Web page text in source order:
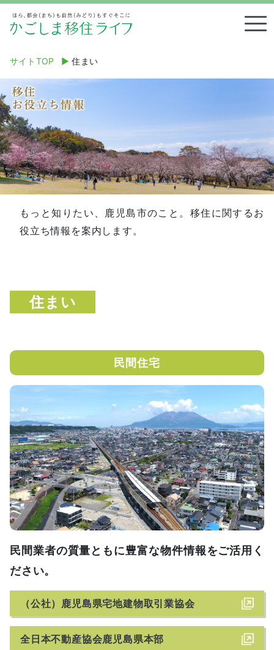
サイトTOP ▶︎ 住まい
もっと知りたい、鹿児島市のこと。移住に関するお
役立ち情報を案内します。
住まい
民間住宅
民間業者の質量ともに豊富な物件情報をご活用く
ださい。
（公社）鹿児島県宅地建物取引業協会
全日本不動産協会鹿児島県本部